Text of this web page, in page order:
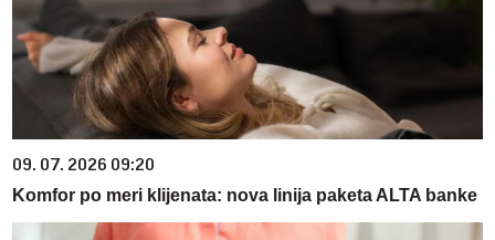
09. 07. 2026 09:20
Komfor po meri klijenata: nova linija paketa ALTA banke